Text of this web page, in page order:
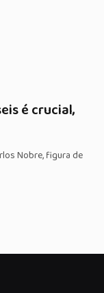
é crucial,
Nobre, figura de